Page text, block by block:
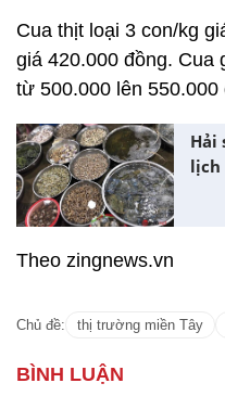
Cua thịt loại 3 con/kg
giá 420.000 đồng. Cua
từ 500.000 lên 550.000
Hải
lịch
Theo zingnews.vn
Chủ đề: thị trường miền Tây